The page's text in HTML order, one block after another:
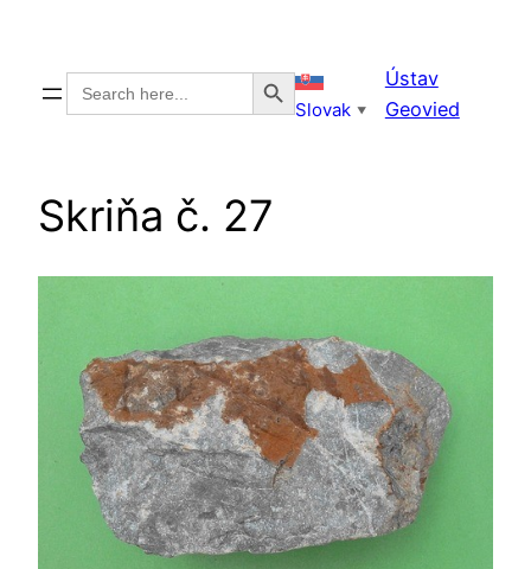
obsah Search
for:
Search Button
Slovak ▼
Ústav
Geovied
Skriňa č. 27